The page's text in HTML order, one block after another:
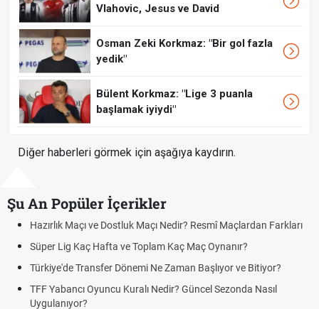
Vlahovic, Jesus ve David
Osman Zeki Korkmaz: "Bir gol fazla
yedik"
Bülent Korkmaz: "Lige 3 puanla
başlamak iyiydi"
Diğer haberleri görmek için aşağıya kaydırın.
Şu An Popüler İçerikler
Hazırlık Maçı ve Dostluk Maçı Nedir? Resmî Maçlardan Farkları
Süper Lig Kaç Hafta ve Toplam Kaç Maç Oynanır?
Türkiye'de Transfer Dönemi Ne Zaman Başlıyor ve Bitiyor?
TFF Yabancı Oyuncu Kuralı Nedir? Güncel Sezonda Nasıl
Uygulanıyor?